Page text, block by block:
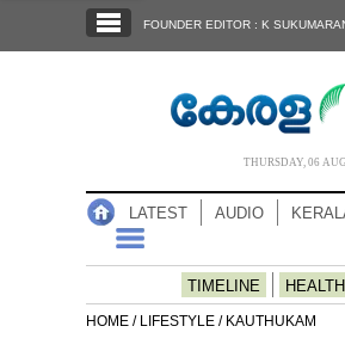
NOTIFIED NEWS
FOUNDER EDITOR : K
THURSDAY, 06
LATEST AUDIO
TIMELINE HEALTH
HOME / LIFESTYLE / KAUTHUKAM